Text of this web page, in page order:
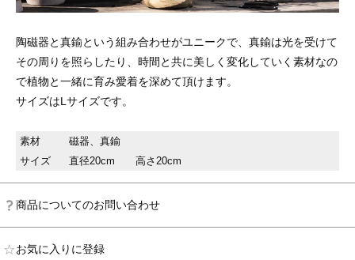
陶磁器と真鍮という組み合わせがユニークで、真鍮は光を受けて
その周りを照らしたり、時間と共に美しく変化していく素材なの
で植物と一緒に育み愛着を深めて頂けます。
サイズはLサイズです。
素材
磁器、真鍮
サイズ
直径20cm 高さ20cm
商品についてのお問い合わせ
お気に入りに登録